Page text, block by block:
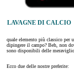
LAVAGNE DI CALCIO
quale elemento più classico per
dipingere il campo? Beh, non
sono disponibili delle
Ecco due delle nostre preferite: